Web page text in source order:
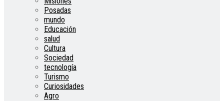
Posadas
mundo
Educación
salud
Cultura
Sociedad
tecnología
Turismo
Curiosidades
Agro